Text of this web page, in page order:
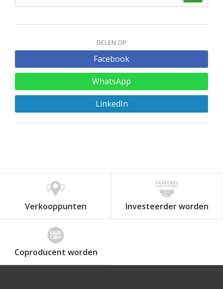
DELEN OP
Facebook
WhatsApp
LinkedIn
Verkooppunten Investeerder worden
Coproducent worden